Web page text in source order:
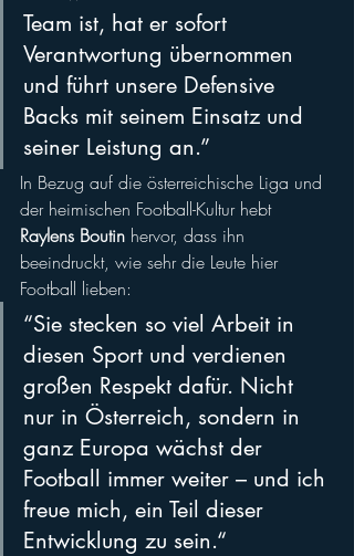
Team ist, hat er sofort
Verantwortung übernommen
und führt unsere Defensive
Backs mit seinem Einsatz und
seiner Leistung an.”
In Bezug auf die österreichische Liga und
der heimischen Football-Kultur hebt
Raylens Boutin hervor, dass ihn
beeindruckt, wie sehr die Leute hier
Football lieben:
“Sie stecken so viel Arbeit in
diesen Sport und verdienen
großen Respekt dafür. Nicht
nur in Österreich, sondern in
ganz Europa wächst der
Football immer weiter – und ich
freue mich, ein Teil dieser
Entwicklung zu sein.“